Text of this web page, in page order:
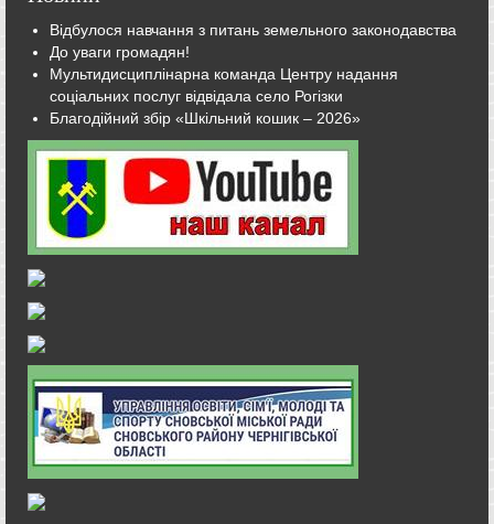
Відбулося навчання з питань земельного законодавства
До уваги громадян!
Мультидисциплінарна команда Центру надання
соціальних послуг відвідала село Рогізки
Благодійний збір «Шкільний кошик – 2026»